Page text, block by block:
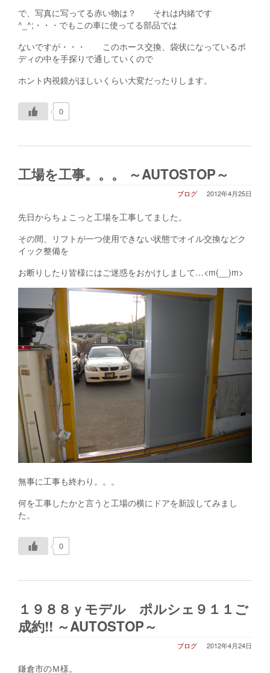
で、写真に写ってる赤い物は？ それは内緒です
^_^;・・・でもこの車に使ってる部品では
ないですが・・・ このホース交換、袋状になっているボ
ディの中を手探りで通していくので
ホント内視鏡がほしいくらい大変だったりします。
0
工場を工事。。。 ～AUTOSTOP～
2012年4月25日
ブログ
先日からちょこっと工場を工事してました。
その間、リフトが一つ使用できない状態でオイル交換などク
イック整備を
お断りしたり皆様にはご迷惑をおかけしまして…<m(__)m>
無事に工事も終わり。。。
何を工事したかと言うと工場の横にドアを新設してみまし
た。
0
１９８８ｙモデル ポルシェ９１１ご
成約!! ～AUTOSTOP～
2012年4月24日
ブログ
鎌倉市のＭ様。